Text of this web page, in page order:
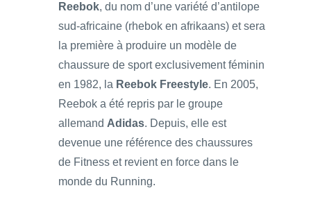
Reebok, du nom d’une variété d’antilope
sud-africaine (rhebok en afrikaans) et sera
la première à produire un modèle de
chaussure de sport exclusivement féminin
en 1982, la Reebok Freestyle. En 2005,
Reebok a été repris par le groupe
allemand Adidas. Depuis, elle est
devenue une référence des chaussures
de Fitness et revient en force dans le
monde du Running.